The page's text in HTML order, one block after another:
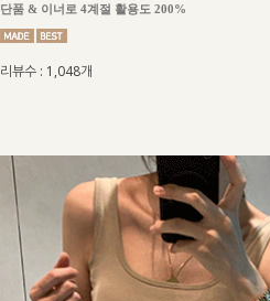
단품 & 이너로 4계절 활용도 200%
리뷰수 : 1,048개